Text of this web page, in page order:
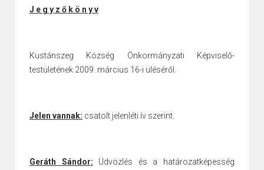
J e g y z ő k ö n y v
Kustánszeg Község Önkormányzati Képviselő-
testületének 2009. március 16-i üléséről.
Jelen vannak: csatolt jelenléti ív szerint.
Geráth Sándor: Üdvözlés és a határozatképesség